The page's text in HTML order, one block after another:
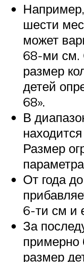
шести
может
68-ми см.
размер
детей
68».
В
Размер
От года
6-ти см и
За
размер